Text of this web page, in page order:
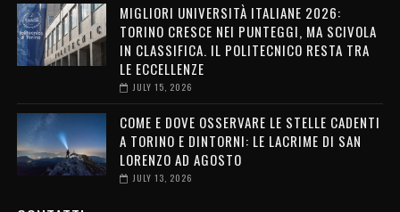
MIGLIORI UNIVERSITÀ ITALIANE 2026:
TORINO CRESCE NEI PUNTEGGI, MA SCIVOLA
IN CLASSIFICA. IL POLITECNICO RESTA TRA
LE ECCELLENZE
JULY 15, 2026
COME E DOVE OSSERVARE LE STELLE CADENTI
A TORINO E DINTORNI: LE LACRIME DI SAN
LORENZO AD AGOSTO
JULY 13, 2026